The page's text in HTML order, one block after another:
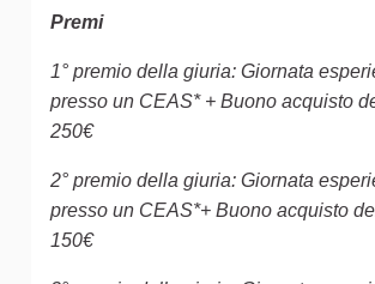
Premi
1° premio della giuria: Giornata
presso un CEAS* + Buono acquisto
250€
2° premio della giuria: Giornata
presso un CEAS*+ Buono acquisto
150€